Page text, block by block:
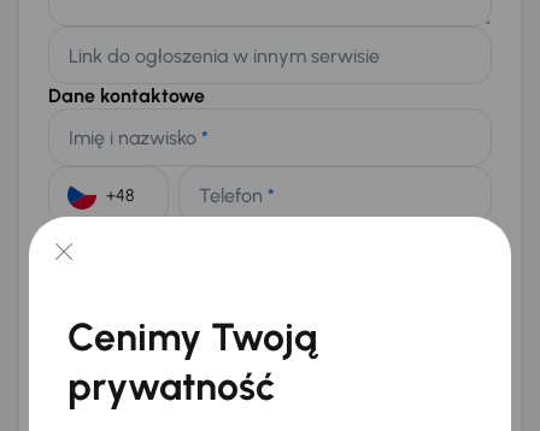
Link do ogłoszenia w innym serwisie
Dane kontaktowe
Imię i nazwisko *
Telefon *
E-mail
Na numer telefonu (opcjonalnie)
Wyślij zapytanie
Cenimy Twoją
prywatność